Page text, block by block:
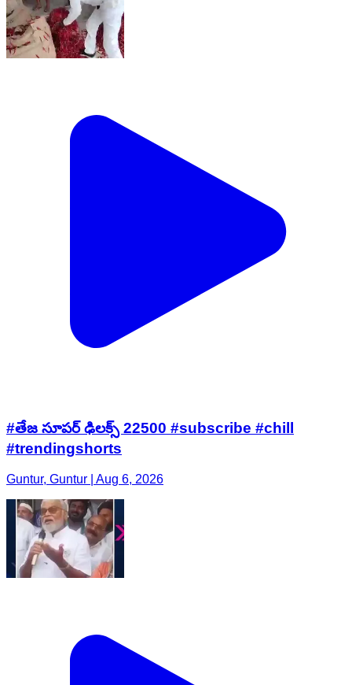
#తేజ సూపర్ ఢిలక్స్ 22500 #subscribe #chill
#trendingshorts
Guntur, Guntur | Aug 6, 2026